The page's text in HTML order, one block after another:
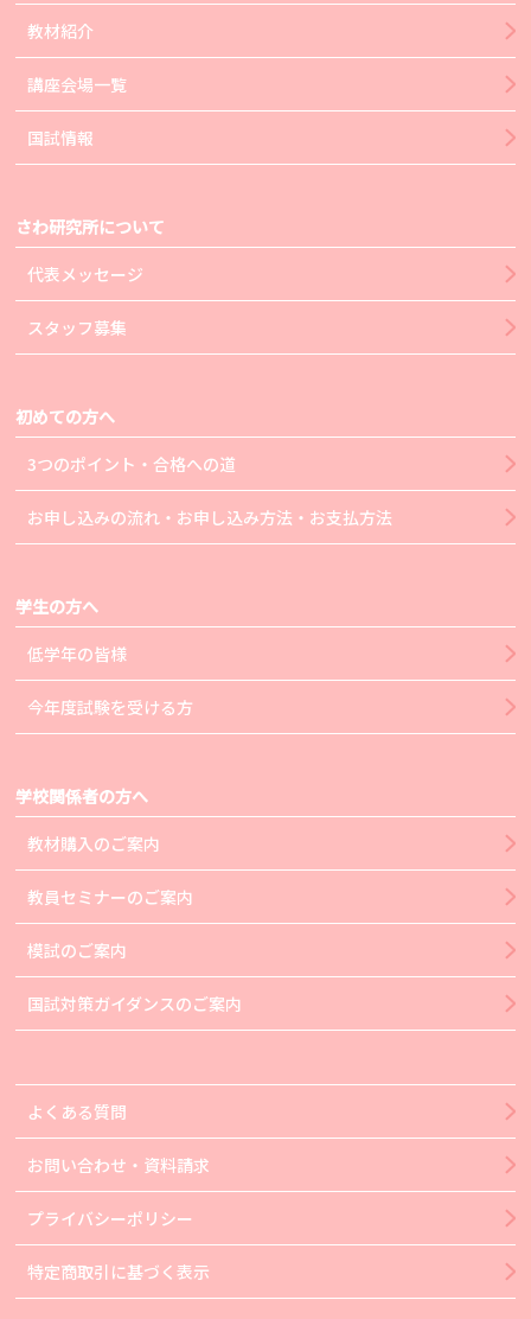
教材紹介
講座会場一覧
国試情報
さわ研究所について
代表メッセージ
スタッフ募集
初めての方へ
3つのポイント・合格への道
お申し込みの流れ・お申し込み方法・お支払方法
学生の方へ
低学年の皆様
今年度試験を受ける方
学校関係者の方へ
教材購入のご案内
教員セミナーのご案内
模試のご案内
国試対策ガイダンスのご案内
よくある質問
お問い合わせ・資料請求
プライバシーポリシー
特定商取引に基づく表示